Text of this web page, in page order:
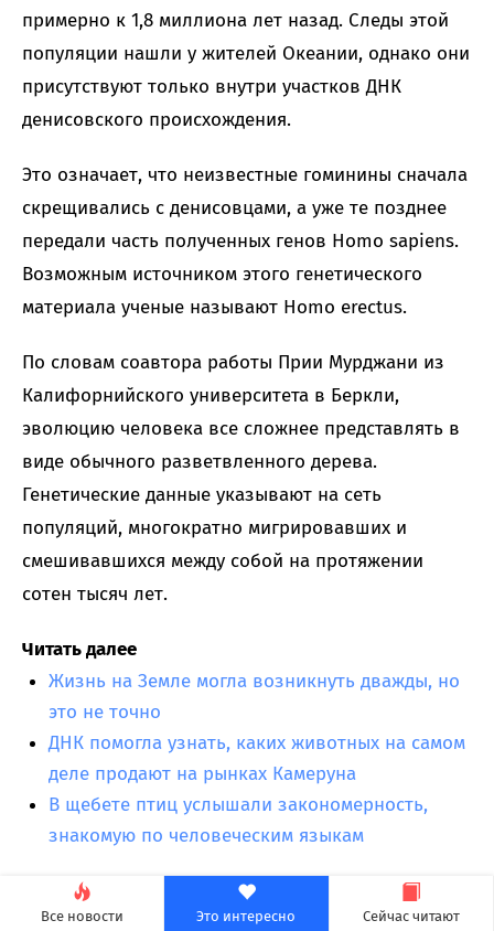
Все новости Это интересно Сейчас читают
примерно к 1,8 миллиона лет назад. Следы этой
популяции нашли у жителей Океании, однако они
присутствуют только внутри участков ДНК
денисовского происхождения.
Это означает, что неизвестные гоминины сначала
скрещивались с денисовцами, а уже те позднее
передали часть полученных генов Homo sapiens.
Возможным источником этого генетического
материала ученые называют Homo erectus.
По словам соавтора работы Прии Мурджани из
Калифорнийского университета в Беркли,
эволюцию человека все сложнее представлять в
виде обычного разветвленного дерева.
Генетические данные указывают на сеть
популяций, многократно мигрировавших и
смешивавшихся между собой на протяжении
сотен тысяч лет.
Читать далее
Жизнь на Земле могла возникнуть дважды, но
это не точно
ДНК помогла узнать, каких животных на самом
деле продают на рынках Камеруна
В щебете птиц услышали закономерность,
знакомую по человеческим языкам
Crimson Desert - будущая игра года?